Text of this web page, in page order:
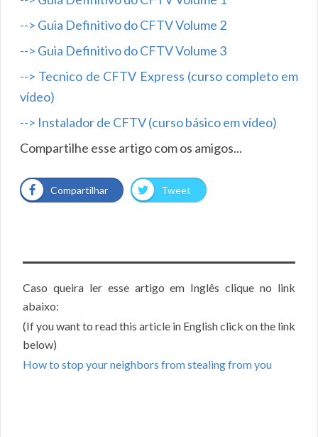
--> Guia Definitivo do CFTV Volume 2
--> Guia Definitivo do CFTV Volume 3
--> Tecnico de CFTV Express (curso completo em
vídeo)
--> Instalador de CFTV (curso básico em vídeo)
Compartilhe esse artigo com os amigos...
Compartilhar Tweet
Caso queira ler esse artigo em Inglês clique no link
abaixo:
(If you want to read this article in English click on the link
below)
How to stop your neighbors from stealing from you